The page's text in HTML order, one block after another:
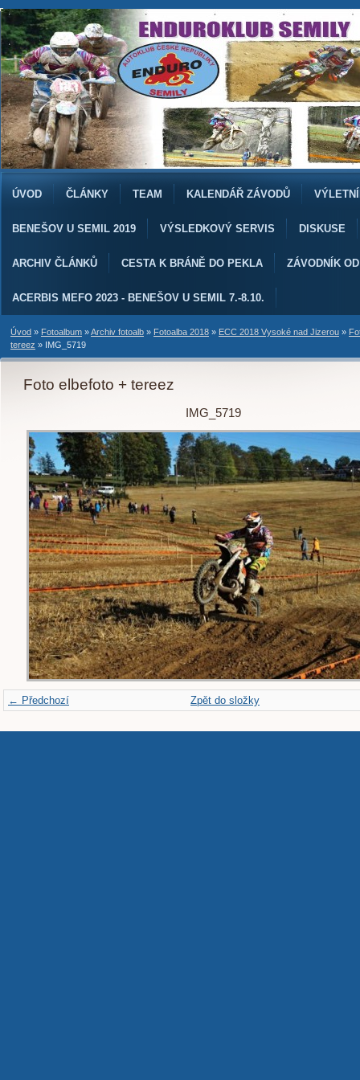
ÚVOD ČLÁNKY TEAM KALENDÁŘ ZÁVODŮ
BENEŠOV U SEMIL 2019 VÝSLEDKOVÝ SERVIS DISKUSE
ARCHIV ČLÁNKŮ CESTA K BRÁNĚ DO PEKLA ZÁVODNÍK
ACERBIS MEFO 2023 - BENEŠOV U SEMIL 7.-8.10.
Úvod » Fotoalbum »Archiv fotoalb » Fotoalba 2018 » ECC 2018 Vysoké nad Jizerou »
tereez » IMG_5719
Foto elbefoto + tereez
IMG_5719
← Předchozí Zpět do složky